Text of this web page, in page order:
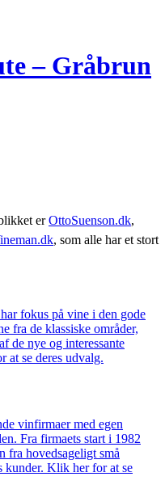
– Gråbrun
erOttoSuenson.dk,
, som alle har et stort
fokus på vine i den gode
fra de klassiske områder,
de nye og interessante
at se deres udvalg.
vinfirmaer med egen
Fra firmaets start i 1982
fra hovedsageligt små
kunder. Klik her for at se